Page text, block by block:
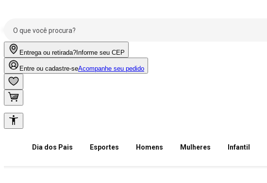
Entrega ou retirada? Informe seu CEP
Entre ou cadastre-seAcompanhe seu pedido
Dia dos Pais Esportes Homens Mulheres Infantil